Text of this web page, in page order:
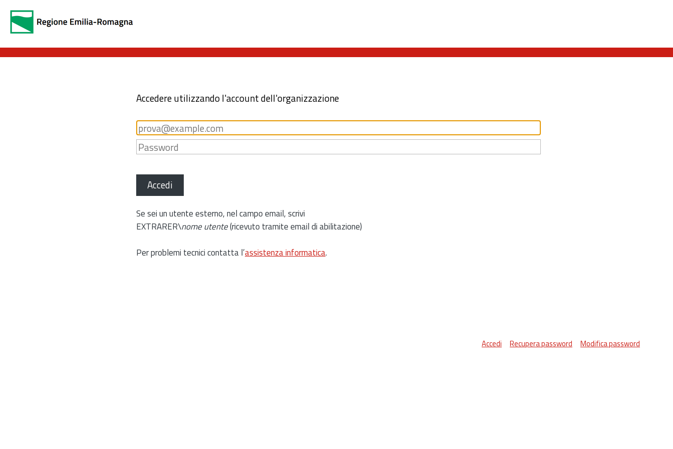
Accedere utilizzando l'account dell'organizzazione
Accedi
Se sei un utente esterno, nel campo email, scrivi
EXTRARER\nome utente(ricevuto tramite email di abilitazione)
Per problemi tecnici contatta l’assistenza informatica.
Accedi Recupera password Modifica password